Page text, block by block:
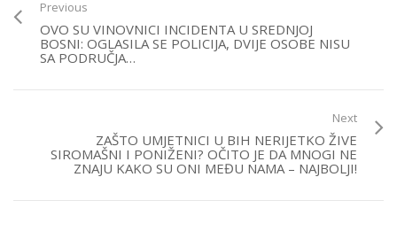
Previous
OVO SU VINOVNICI INCIDENTA U SREDNJOJ
BOSNI: OGLASILA SE POLICIJA, DVIJE OSOBE NISU
SA PODRUČJA…
Next
ZAŠTO UMJETNICI U BIH NERIJETKO ŽIVE
SIROMAŠNI I PONIŽENI? OČITO JE DA MNOGI NE
ZNAJU KAKO SU ONI MEĐU NAMA – NAJBOLJI!